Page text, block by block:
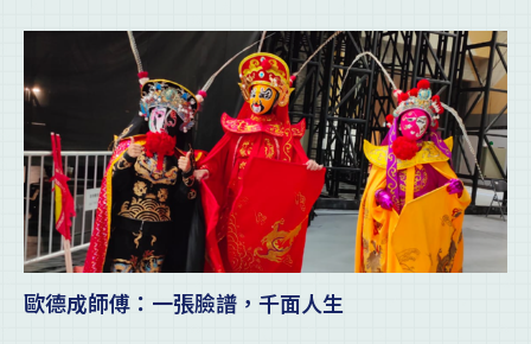
歐德成師傅：一張臉譜，千面人生